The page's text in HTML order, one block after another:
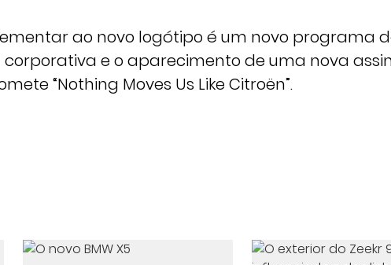
ao novo logótipo é um novo programa
e o aparecimento de uma nova
“Nothing Moves Us Like Citroën”.